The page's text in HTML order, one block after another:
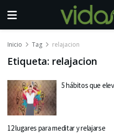
Inicio Tag relajacion
Etiqueta: relajacion
5 hábitos que
12 lugares para meditar y relajarse